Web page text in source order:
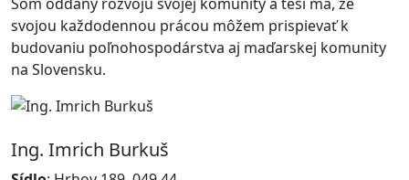
Som oddaný rozvoju svojej komunity a teší ma, že
svojou každodennou prácou môžem prispievať k
budovaniu poľnohospodárstva aj maďarskej komunity
na Slovensku.
Ing. Imrich Burkuš